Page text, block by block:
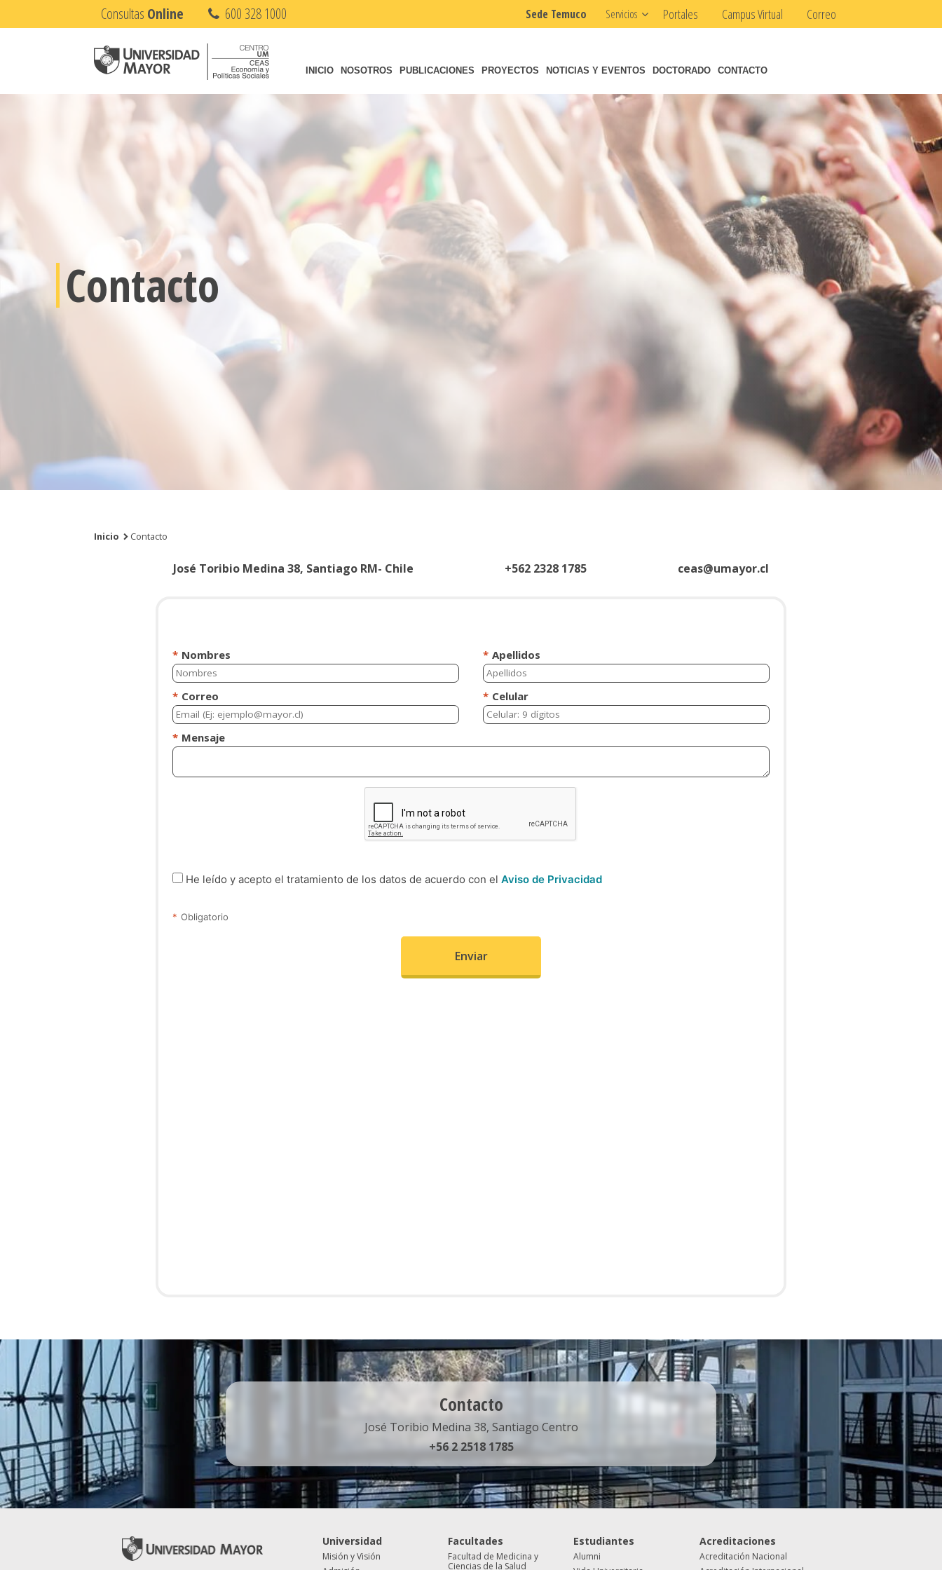
Consultas Online 600 328 1000 Sede Temuco Servicios Portales Campus Virtual Correo
INICIO NOSOTROS PUBLICACIONES PROYECTOS NOTICIAS Y EVENTOS DOCTORADO CONTACTO
Contacto
Inicio Contacto
José Toribio Medina 38, Santiago RM- Chile +562 2328 1785 ceas@umayor.cl
Contacto
José Toribio Medina 38, Santiago Centro
+56 2 2518 1785
Universidad
Misión y Visión
Facultades
Facultad de Medicina y
Ciencias de la Salud
Estudiantes
Alumni
Acreditaciones
Acreditación Nacional